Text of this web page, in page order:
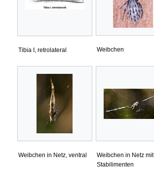
Tibia I, retrolateral Weibchen
Weibchen in Netz, ventral
Weibchen in Netz mit
Stabilimenten